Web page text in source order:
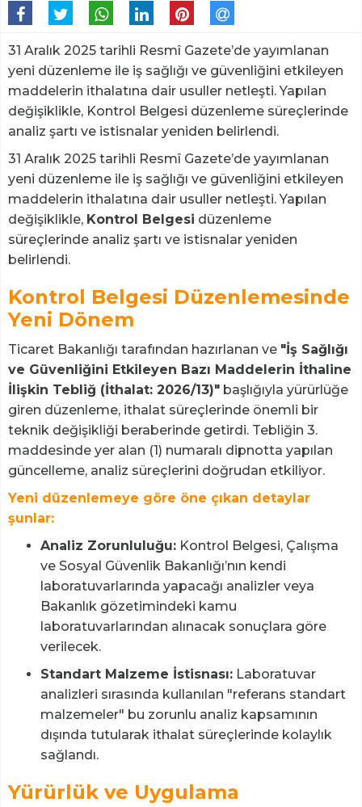
31 Aralık 2025 tarihli Resmî Gazete’de yayımlanan
yeni düzenleme ile iş sağlığı ve güvenliğini etkileyen
maddelerin ithalatına dair usuller netleşti. Yapılan
değişiklikle, Kontrol Belgesi düzenleme süreçlerinde
analiz şartı ve istisnalar yeniden belirlendi.
31 Aralık 2025 tarihli Resmî Gazete’de yayımlanan
yeni düzenleme ile iş sağlığı ve güvenliğini etkileyen
maddelerin ithalatına dair usuller netleşti. Yapılan
değişiklikle, Kontrol Belgesi düzenleme
süreçlerinde analiz şartı ve istisnalar yeniden
belirlendi.
Kontrol Belgesi Düzenlemesinde
Yeni Dönem
Ticaret Bakanlığı tarafından hazırlanan ve "İş Sağlığı
ve Güvenliğini Etkileyen Bazı Maddelerin İthaline
İlişkin Tebliğ (İthalat: 2026/13)" başlığıyla yürürlüğe
giren düzenleme, ithalat süreçlerinde önemli bir
teknik değişikliği beraberinde getirdi. Tebliğin 3.
maddesinde yer alan (1) numaralı dipnotta yapılan
güncelleme, analiz süreçlerini doğrudan etkiliyor.
Yeni düzenlemeye göre öne çıkan detaylar
şunlar:
Analiz Zorunluluğu: Kontrol Belgesi, Çalışma
ve Sosyal Güvenlik Bakanlığı’nın kendi
laboratuvarlarında yapacağı analizler veya
Bakanlık gözetimindeki kamu
laboratuvarlarından alınacak sonuçlara göre
verilecek.
Standart Malzeme İstisnası: Laboratuvar
analizleri sırasında kullanılan "referans standart
malzemeler" bu zorunlu analiz kapsamının
dışında tutularak ithalat süreçlerinde kolaylık
sağlandı.
Yürürlük ve Uygulama